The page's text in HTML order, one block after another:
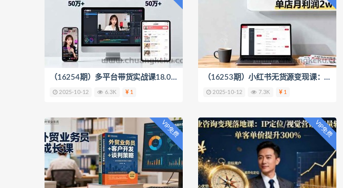
（16254期）多平台带货实战课18.0：抖音算法/小红书笔记/视频号直播，单账号月GMV50w+
2025-10-12 6.3K 1
（16253期）小红书无货源变现课：上瘾式搞钱计划，掌握无货源全流程，单店月利润2w+
2025-10-12 7.3K 1
VIP免费 VIP免费